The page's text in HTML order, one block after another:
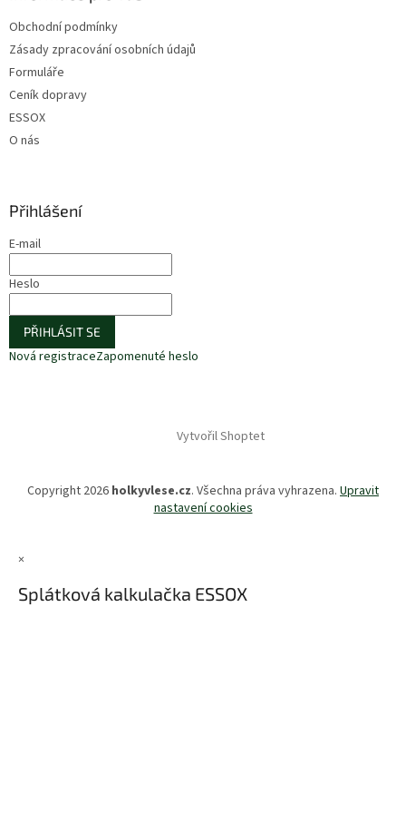
Obchodní podmínky
Zásady zpracování osobních údajů
Formuláře
Ceník dopravy
ESSOX
O nás
Přihlášení
E-mail
Heslo
PŘIHLÁSIT SE
Nová registraceZapomenuté heslo
Vytvořil Shoptet
Copyright 2026 holkyvlese.cz. Všechna práva vyhrazena. Upravit
nastavení cookies
×
Splátková kalkulačka ESSOX